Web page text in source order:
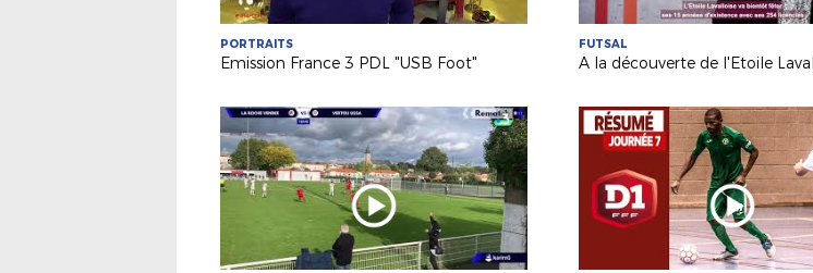
PORTRAITS
Emission France 3 PDL "USB Foot"
FUTSAL